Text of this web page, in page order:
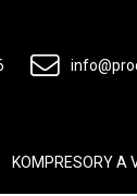
KOMPRESORY A